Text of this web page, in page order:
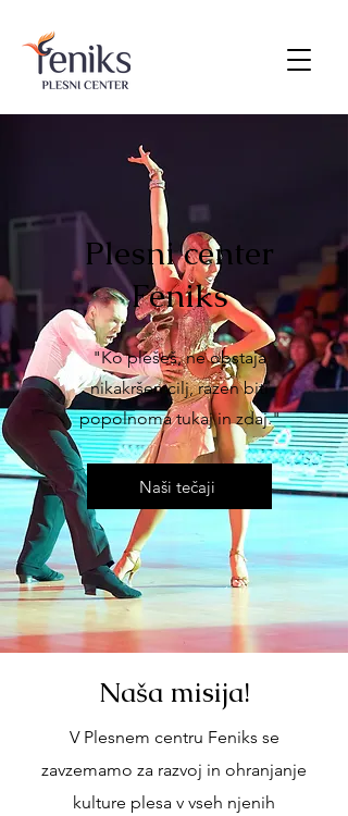
Plesni center
Feniks
"Ko plešeš, ne obstaja
nikakršen cilj, razen biti
popolnoma tukaj in zdaj."
Naši tečaji
Naša misija!
V Plesnem centru Feniks se
zavzemamo za razvoj in ohranjanje
kulture plesa v vseh njenih